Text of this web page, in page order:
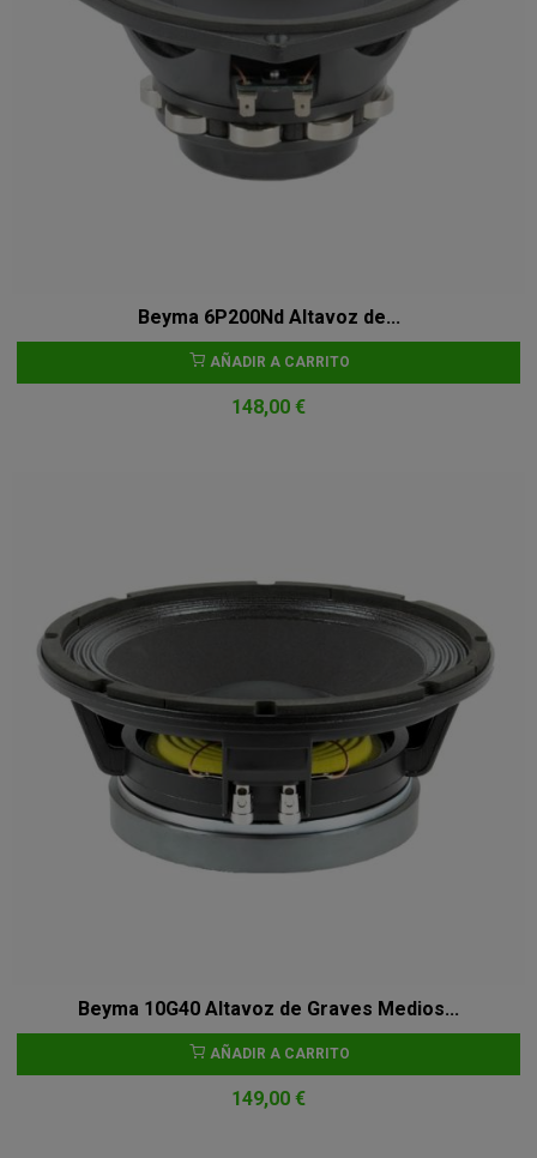
Beyma 6P200Nd Altavoz de...
AÑADIR A CARRITO
148,00 €
Beyma 10G40 Altavoz de Graves Medios...
AÑADIR A CARRITO
149,00 €